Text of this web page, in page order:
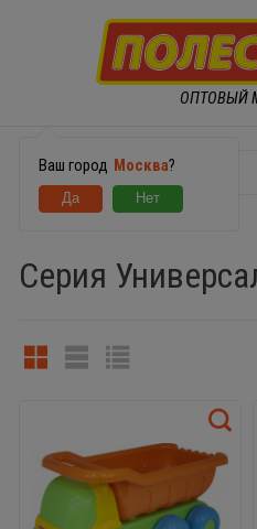
ОПТОВЫЙ
Ваш город Москва?
Серия